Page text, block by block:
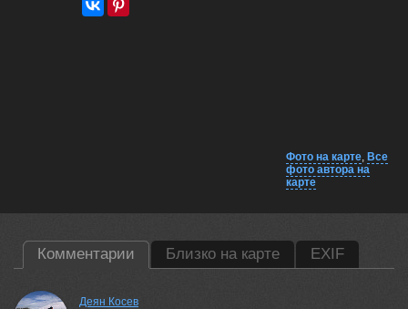
Фото на карте, Все
фото автора на
карте
Комментарии Близко на карте EXIF
Деян Косев